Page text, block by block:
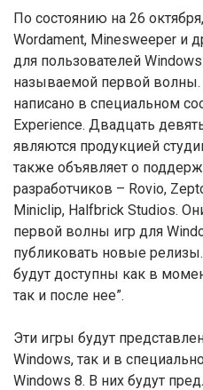
По состоянию на 26
Wordament, Minesweeper и
для пользователей Windows
называемой первой волны.
написано в специальном
Experience. Двадцать
являются продукцией
также объявляет о
разработчиков – Rovio,
Miniclip, Halfbrick Studios.
первой волны игр для
публиковать новые
будут доступны как в
так и после нее”.
Эти игры будут
Windows, так и в
Windows 8. В них будут